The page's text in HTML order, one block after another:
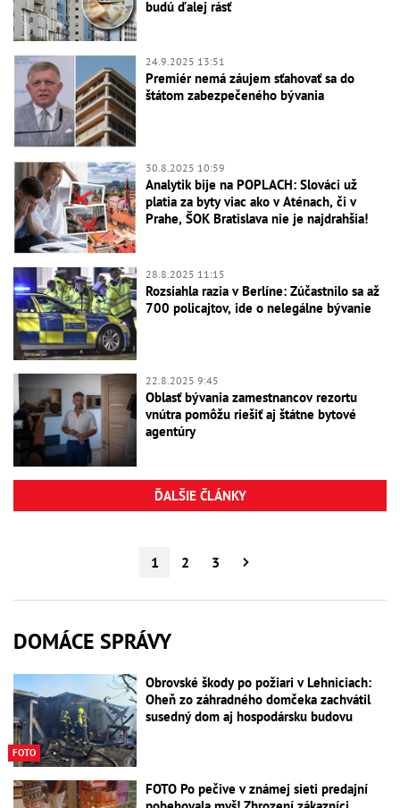
budú ďalej rásť
24.9.2025 13:51
Premiér nemá záujem sťahovať sa do
štátom zabezpečeného bývania
30.8.2025 10:59
Analytik bije na POPLACH: Slováci už
platia za byty viac ako v Aténach, či v
Prahe, ŠOK Bratislava nie je najdrahšia!
28.8.2025 11:15
Rozsiahla razia v Berlíne: Zúčastnilo sa až
700 policajtov, ide o nelegálne bývanie
22.8.2025 9:45
Oblasť bývania zamestnancov rezortu
vnútra pomôžu riešiť aj štátne bytové
agentúry
ĎALŠIE ČLÁNKY
1 2 3
DOMÁCE SPRÁVY
FOTO
Obrovské škody po požiari v Lehniciach:
Oheň zo záhradného domčeka zachvátil
susedný dom aj hospodársku budovu
FOTO Po pečive v známej sieti predajní